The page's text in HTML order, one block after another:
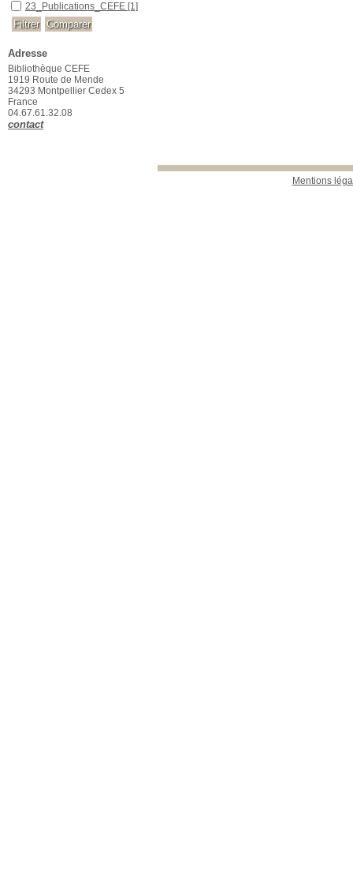
Mentions
23_Publications_CEFE
23_Publications_CEFE [1]
Adresse
Bibliothèque CEFE
1919 Route de Mende
34293 Montpellier Cedex 5
France
04.67.61.32.08
contact